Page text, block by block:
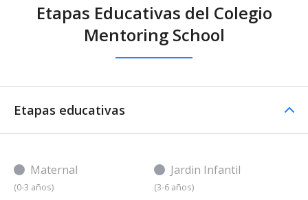
Etapas Educativas del Colegio
Mentoring School
Etapas educativas
Maternal
(0-3 años)
Jardin Infantil
(3-6 años)